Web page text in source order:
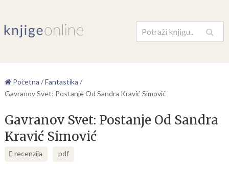
Pretraga
Početna /Fantastika /
Gavranov Svet: Postanje Od Sandra Kravić Simović
Gavranov Svet: Postanje Od Sandra
Kravić Simović
recenzija pdf